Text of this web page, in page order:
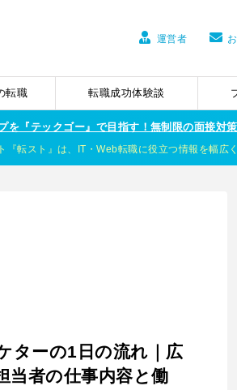
運営者
転職 転職成功体験談
『テックゴー』で目指す！無制限の面接対
転スト』は、IT・Web転職に役立つ情報を幅広く
ターの1日の流れ｜広
当者の仕事内容と働